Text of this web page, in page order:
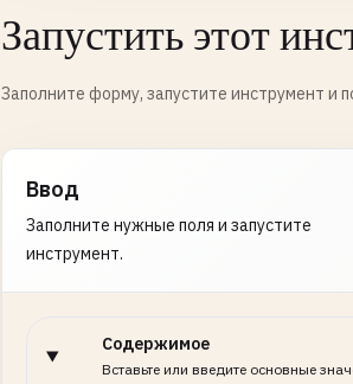
Запустить этот
Заполните форму, запустите инструмент и
Ввод
Заполните нужные поля и запустите
инструмент.
Содержимое
Вставьте или введите основные